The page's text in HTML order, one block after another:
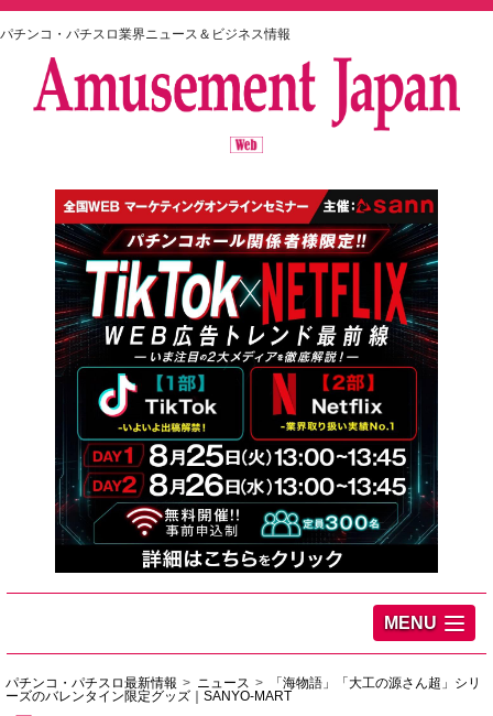
パチンコ・パチスロ業界ニュース＆ビジネス情報
MENU
パチンコ・パチスロ最新情報 ニュース
「海物語」「大工の源さん超」シリ
ーズのバレンタイン限定グッズ｜SANYO-MART